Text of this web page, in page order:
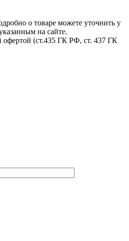
о товаре можете уточнить у
на сайте.
офертой (ст.435 ГК РФ, cт. 437 ГК